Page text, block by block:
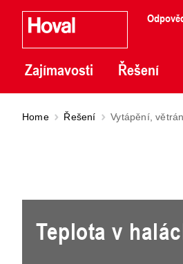
Zajímavosti Řešení
Home Řešení Vytápění,
Teplota v